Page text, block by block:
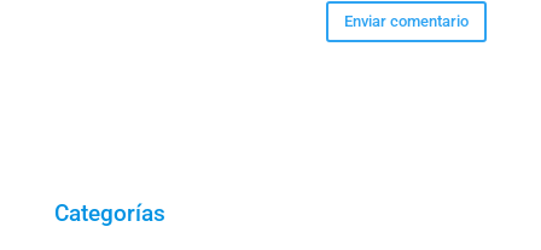
Categorías